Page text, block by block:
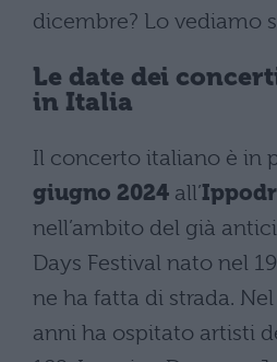
dicembre? Lo vediamo
Le date dei
in Italia
Il concerto italiano è in
giugno 2024 all’
nell’ambito del già
Days Festival nato nel
ne ha fatta di strada.
anni ha ospitato artisti